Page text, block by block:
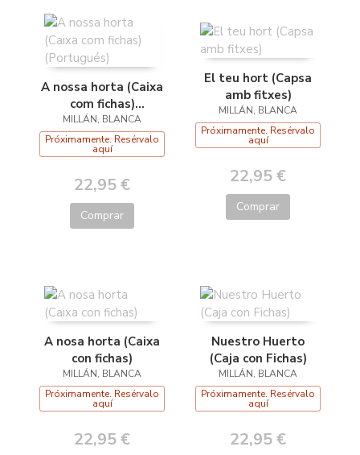
A nossa horta (Caixa
com fichas)
(Portugués)
MILLÁN, BLANCA
Próximamente. Resérvalo
aquí
22,95 €
Comprar
El teu hort (Capsa
amb fitxes)
MILLÁN, BLANCA
Próximamente. Resérvalo
aquí
22,95 €
Comprar
A nosa horta (Caixa
con fichas)
MILLÁN, BLANCA
Próximamente. Resérvalo
aquí
22,95 €
Nuestro Huerto
(Caja con Fichas)
MILLÁN, BLANCA
Próximamente. Resérvalo
aquí
22,95 €